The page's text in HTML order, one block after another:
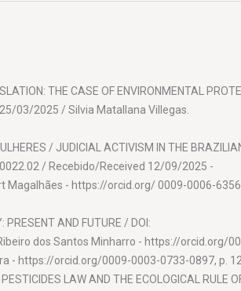
THE CASE OF ENVIRONMENTAL
03/2025 / Silvia Matallana Villegas.
/ JUDICIAL ACTIVISM IN THE
/ Recebido/Received 12/09/2025 -
- https://orcid.org/ 0009-0006-
PRESENT AND FUTURE / DOI:
dos Santos Minharro - https://orcid.org/
- https://orcid.org/0009-0003-0733-0897, p.
LAW AND THE ECOLOGICAL RULE